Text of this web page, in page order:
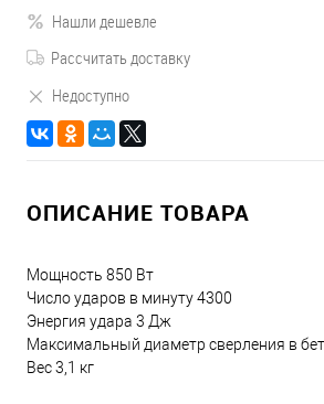
Нашли дешевле
Рассчитать доставку
Недоступно
ОПИСАНИЕ ТОВАРА
Мощность 850 Вт
Число ударов в минуту 4300
Энергия удара 3 Дж
Максимальный диаметр сверления в
Вес 3,1 кг